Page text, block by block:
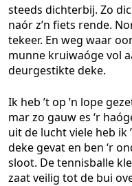
steeds dichterbij. Zo
naór z’n fiets rende.
tekeer. En weg waar
munne kruiwaóge vol
deurgestikte deke.
Ik heb ’t op ’n lope
mar zo gauw es ‘r
uit de lucht viele heb ik
deke gevat en ben ‘r
sloot. De tennisballe
zaat veilig tot de bui